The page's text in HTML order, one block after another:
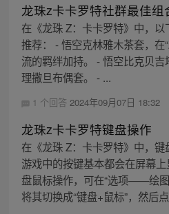
龙珠z卡卡罗特社群最佳组
在《龙珠 Z：卡卡罗特》中，
推荐： - 悟空克林雅木茶套，在
流的羁绊加持。 - 悟空比克贝
理撒旦布偶套。 - ...
1 个回答 2024年09月07日 18:32
龙珠z卡卡罗特键盘操作
在《龙珠 Z：卡卡罗特》中，键
游戏中的按键基本都会在屏幕
盘鼠标操作，可在“选项——绘图
将其切换成“键盘+鼠标”，然后